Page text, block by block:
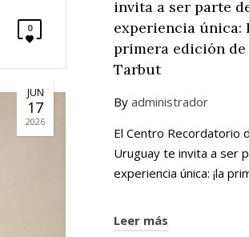
invita a ser parte
experiencia única:
primera edición de
Tarbut
By administrador
El Centro Recordatorio
Uruguay te invita a ser
experiencia única: ¡la
Leer más
0
JUN
17
2026